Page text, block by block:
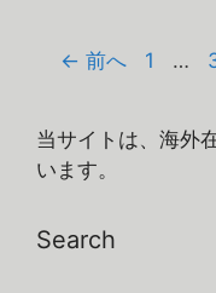
リ
← 前へ
ペ
1 …
当サイトは、海外
います。
Search